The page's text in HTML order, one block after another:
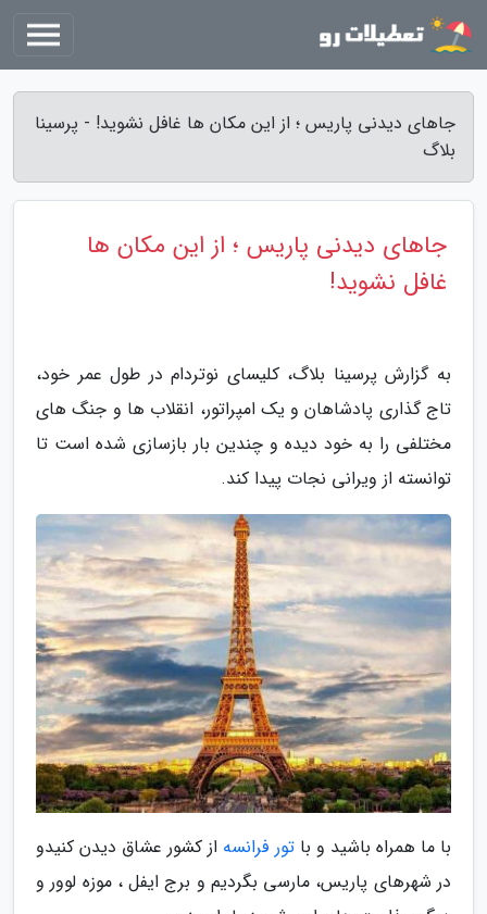
جاهای دیدنی پاریس ؛ از این مکان ها غافل نشوید! - پرسینا
بلاگ
جاهای دیدنی پاریس ؛ از این مکان ها
غافل نشوید!
به گزارش پرسینا بلاگ، کلیسای نوتردام در طول عمر خود،
تاج گذاری پادشاهان و یک امپراتور، انقلاب ها و جنگ های
مختلفی را به خود دیده و چندین بار بازسازی شده است تا
توانسته از ویرانی نجات پیدا کند.
با ما همراه باشید و باتور فرانسه از کشور عشاق دیدن کنیدو
در شهرهای پاریس، مارسی بگردیم و برج ایفل ، موزه لوور و